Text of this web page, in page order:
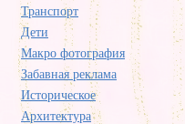
Транспорт
Дети
Макро фотография
Забавная реклама
Историческое
Архитектура